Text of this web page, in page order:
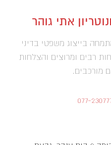
אתי גוהר
בייצוג משפטי בדיני
רבים ומרוצים והצלחות
מורכבים.
077-